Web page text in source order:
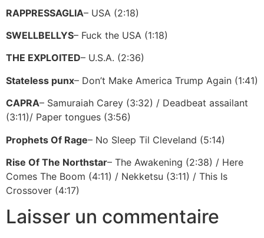
RAPPRESSAGLIA– USA (2:18)
SWELLBELLYS– Fuck the USA (1:18)
THE EXPLOITED– U.S.A. (2:36)
Stateless punx– Don’t Make America Trump Again (1:41)
CAPRA– Samuraiah Carey (3:32) / Deadbeat assailant
(3:11)/ Paper tongues (3:56)
Prophets Of Rage– No Sleep Til Cleveland (5:14)
Rise Of The Northstar– The Awakening (2:38) / Here
Comes The Boom (4:11) / Nekketsu (3:11) / This Is
Crossover (4:17)
Laisser un commentaire